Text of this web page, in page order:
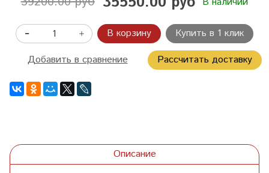
В корзину
Купить в 1 клик
Добавить в сравнение
Рассчитать доставку
Описание